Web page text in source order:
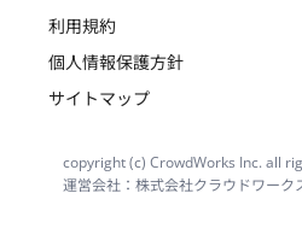
利用規約
個人情報保護方針
サイトマップ
copyright (c) CrowdWorks Inc. all
運営会社：株式会社クラウドワーク